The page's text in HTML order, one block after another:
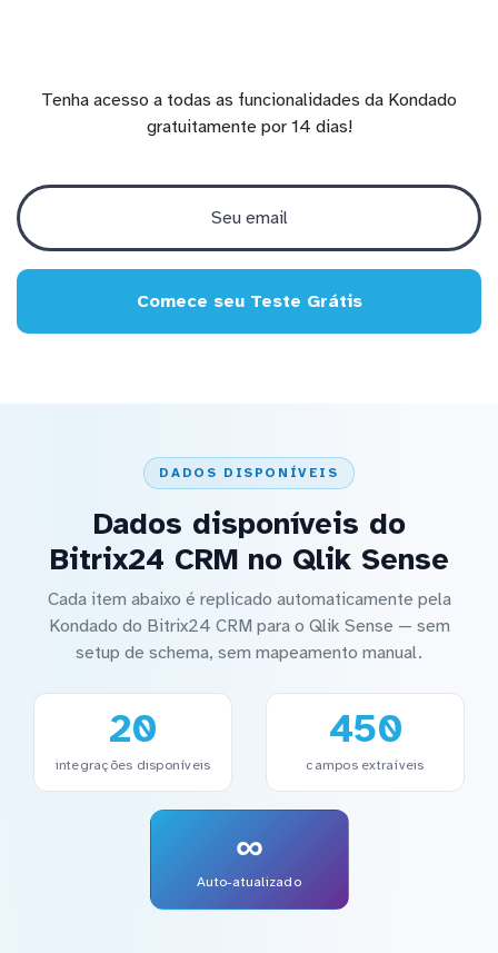
Tenha acesso a todas as funcionalidades da Kondado
gratuitamente por 14 dias!
Comece seu Teste Grátis
DADOS DISPONÍVEIS
Dados disponíveis do
Bitrix24 CRM no Qlik Sense
Cada item abaixo é replicado automaticamente pela
Kondado do Bitrix24 CRM para o Qlik Sense — sem
setup de schema, sem mapeamento manual.
20
integrações disponíveis
450
campos extraíveis
∞
Auto-atualizado